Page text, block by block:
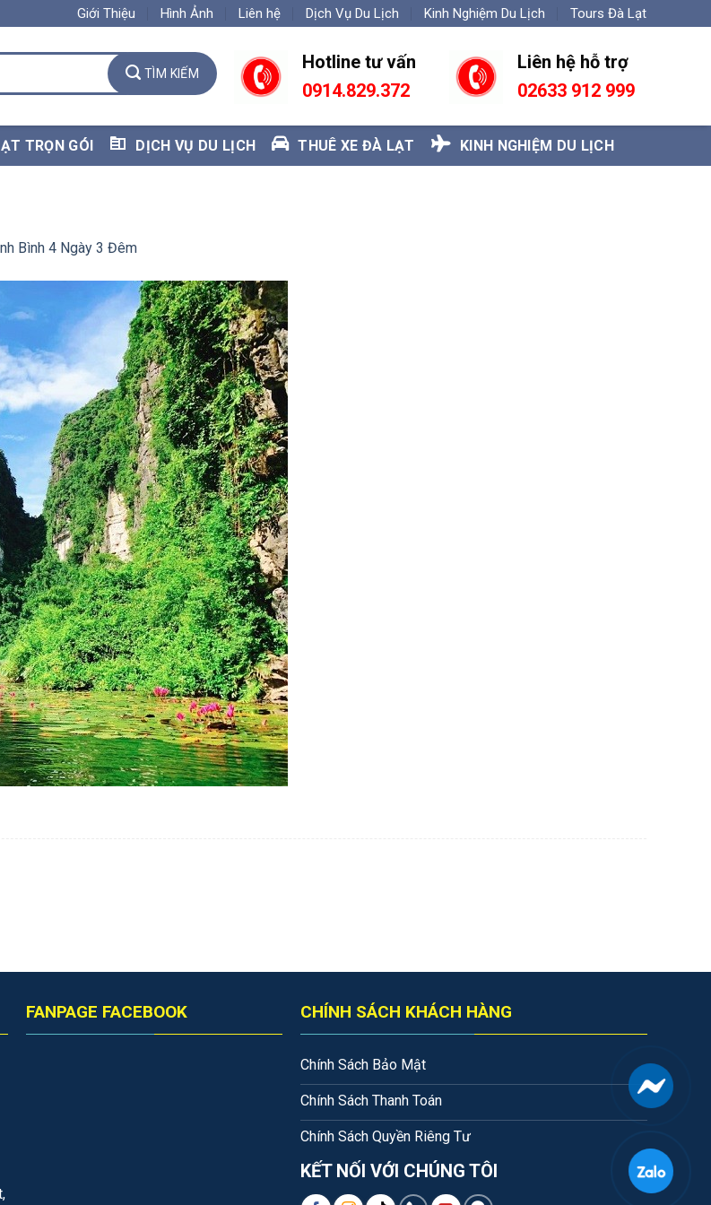
Giới Thiệu Hình Ảnh Liên hệ Dịch Vụ Du Lịch Kinh Nghiệm Du Lịch Tours Đà Lạt
Hotline tư vấn
0914.829.372
Liên hệ hỗ trợ
02633 912 999
TRỌN GÓI DỊCH VỤ DU LỊCH THUÊ XE ĐÀ LẠT KINH NGHIỆM DU LỊCH
Bình 4 Ngày 3 Đêm
FANPAGE FACEBOOK CHÍNH SÁCH KHÁCH HÀNG
Chính Sách Bảo Mật
Chính Sách Thanh Toán
Chính Sách Quyền Riêng Tư
KẾT NỐI VỚI CHÚNG TÔI